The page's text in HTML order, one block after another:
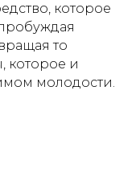
которое
то
которое и
молодости.